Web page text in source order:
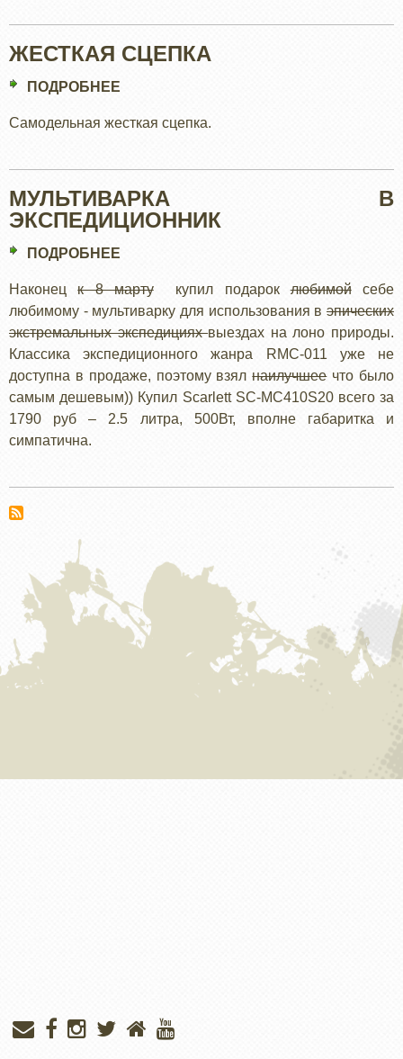
ЖЕСТКАЯ СЦЕПКА
ПОДРОБНЕЕ
СЦЕПКА
Самодельная жесткая сцепка.
МУЛЬТИВАРКА В
ЭКСПЕДИЦИОННИК
ПОДРОБНЕЕ
В
ЭКСПЕДИЦИОННИК
Наконецк 8 мартукупил подароклюбимойсебе
любимому - мультиварку для использования в эпических
экстремальных экспедицияхвыездах на лоно природы.
Классика экспедиционного жанра RMC-011 уже не
доступна в продаже, поэтому взялнаилучшеечто было
самым дешевым)) Купил Scarlett SC-MC410S20 всего за
1790 руб – 2.5 литра, 500Вт, вполне габаритка и
симпатична.